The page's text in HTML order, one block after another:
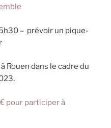
– prévoir un pique-
Rouen dans le cadre du
pour participer à